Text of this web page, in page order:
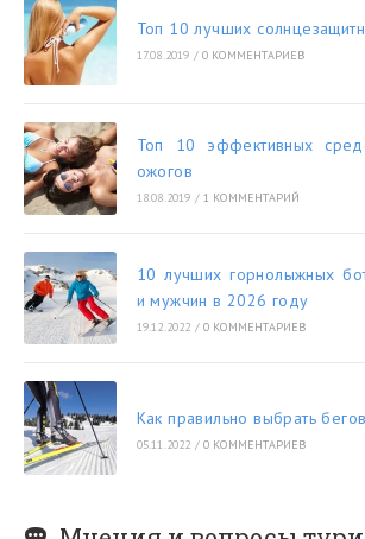
Топ 10 лучших
17.08.2019 / 0 КОММЕНТАРИЕВ
Топ 10 эффективных
ожогов
18.08.2019 / 1 КОММЕНТАРИЙ
10 лучших горнолыжных
и мужчин в 2026 году
19.12.2022 / 0 КОММЕНТАРИЕВ
Как правильно выбрать
05.11.2022 / 0 КОММЕНТАРИЕВ